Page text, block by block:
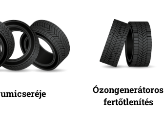
Ózongenerátoros
fertőtlenítés